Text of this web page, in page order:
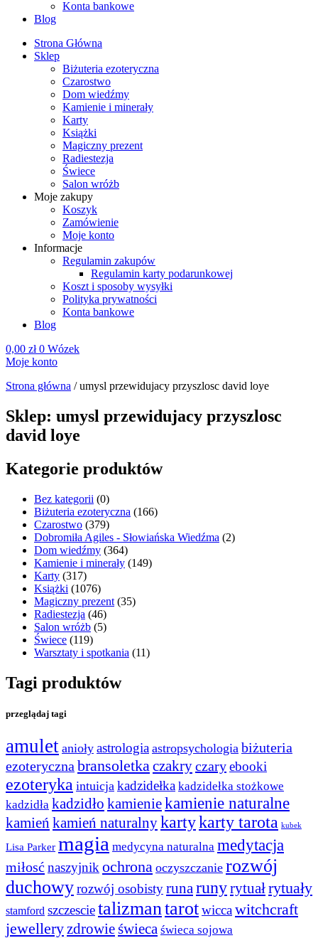
Konta bankowe
Blog
Strona Główna
Sklep
Biżuteria ezoteryczna
Czarostwo
Dom wiedźmy
Kamienie i minerały
Karty
Książki
Magiczny prezent
Radiestezja
Świece
Salon wróżb
Moje zakupy
Koszyk
Zamówienie
Moje konto
Informacje
Regulamin zakupów
Regulamin karty podarunkowej
Koszt i sposoby wysyłki
Polityka prywatności
Konta bankowe
Blog
0,00 zł 0 Wózek
Moje konto
Strona główna /umysl przewidujacy przyszlosc david loye
Sklep: umysl przewidujacy przyszlosc
david loye
Kategorie produktów
Bez kategorii (0)
Biżuteria ezoteryczna (166)
Czarostwo (379)
Dobromiła Agiles - Słowiańska Wiedźma (2)
Dom wiedźmy (364)
Kamienie i minerały (149)
Karty (317)
Książki (1076)
Magiczny prezent (35)
Radiestezja (46)
Salon wróżb (5)
Świece (119)
Warsztaty i spotkania (11)
Tagi produktów
przeglądaj tagi
amulet anioły astrologia astropsychologia biżuteria
ezoteryczna bransoletkaczakryczaryebooki
ezoteryka intuicja kadzidełka kadzidełka stożkowe
kadzidła kadzidło kamieniekamienie naturalne
kamień kamień naturalnykartykarty tarota kubek
Lisa Parker magia medycyna naturalna medytacja
miłosć naszyjnik ochrona oczyszczanie rozwój
duchowyrozwój osobistyrunarunyrytuałrytuały
stamford szczescietalizmantarotwiccawitchcraft
jewelleryzdrowieświeca świeca sojowa